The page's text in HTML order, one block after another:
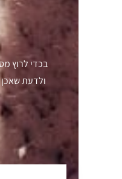
בכדי לרוץ
ולדעת